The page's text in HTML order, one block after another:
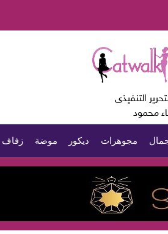
التنفيذى
محمود
مجوهرات ديكور موضة زفاف